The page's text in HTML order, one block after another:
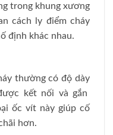
trong khung xương
cách ly điểm cháy
định khác nhau.
thường có độ dày
kết nối và gắn
ốc vít này giúp cố
hơn.